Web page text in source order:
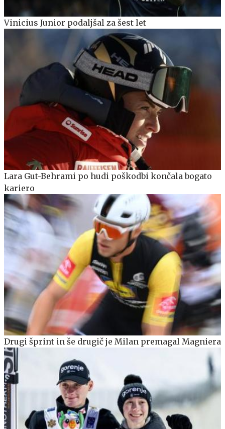
Vinicius Junior podaljšal za šest let
Lara Gut-Behrami po hudi poškodbi končala bogato
kariero
Drugi šprint in še drugič je Milan premagal Magniera